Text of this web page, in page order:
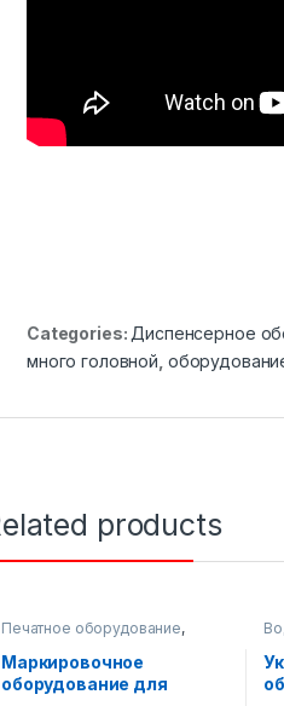
Categories: Диспенсерное
много головной
products
Печатное оборудование,
Упаковочное оборудование
Маркировочное
оборудование для